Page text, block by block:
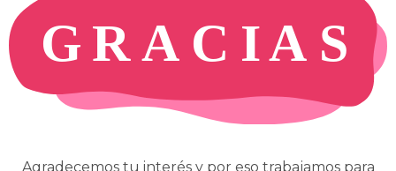
Agradecemos tu interés y por eso trabajamos para